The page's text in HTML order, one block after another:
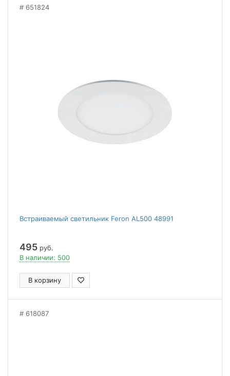
651824
Встраиваемый светильник Feron AL500 48991
495 руб.
В наличии: 500
В корзину
618087